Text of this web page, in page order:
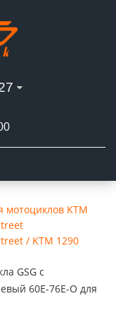
мотоциклов KTM
/ KTM 1290
GSG с
60E-76E-O для